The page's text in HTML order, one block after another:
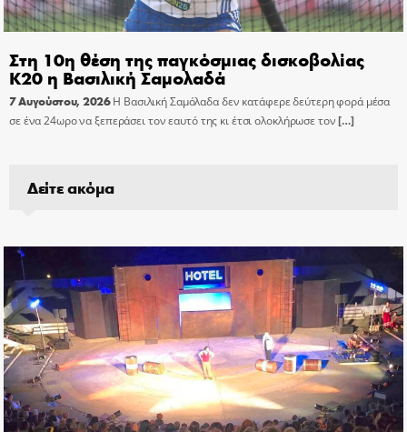
Στη 10η θέση της παγκόσμιας δισκοβολίας
Κ20 η Βασιλική Σαμολαδά
7 Αυγούστου, 2026 Η Βασιλική Σαμόλαδα δεν κατάφερε δεύτερη φορά μέσα
σε ένα 24ωρο να ξεπεράσει τον εαυτό της κι έτσι ολοκλήρωσε τον[…]
Δείτε ακόμα